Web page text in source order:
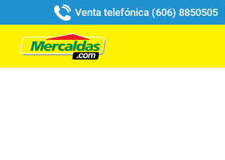
Venta telefónica (606) 8850505